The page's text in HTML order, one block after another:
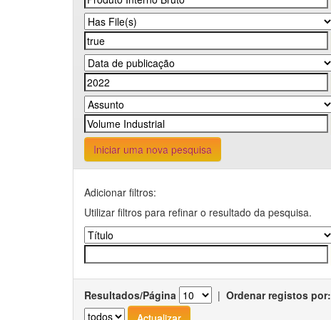
Iniciar uma nova pesquisa
Adicionar filtros:
Utilizar filtros para refinar o resultado da pesquisa.
Resultados/Página | Ordenar registos por: